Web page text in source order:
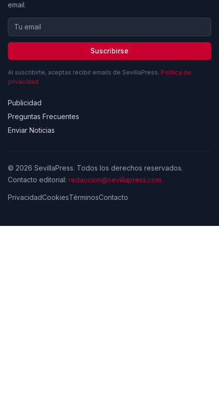
email.
Suscribirse
Al suscribirte, aceptas recibir emails de SevillaPress. Política de
privacidad
Publicidad
Preguntas Frecuentes
Enviar Noticias
© 2026 SevillaPress. Todos los derechos reservados.
Contacto editorial: redaccion@sevillapress.com
PrivacidadCookiesTérminosContacto